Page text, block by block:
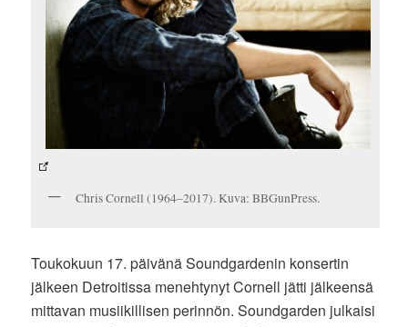
Chris Cornell (1964–2017). Kuva: BBGunPress.
Toukokuun 17. päivänä Soundgardenin konsertin
jälkeen Detroitissa menehtynyt Cornell jätti jälkeensä
mittavan musiikillisen perinnön. Soundgarden julkaisi